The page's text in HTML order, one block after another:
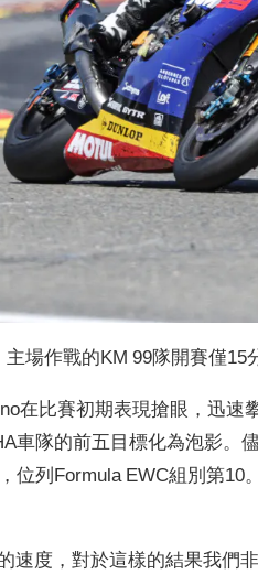
場作戰的KM 99隊開賽僅15
在比賽初期表現搶眼，迅速
車隊的前五目標化為泡影。
位列Formula EWC組別第
速度，對於這樣的結果我們